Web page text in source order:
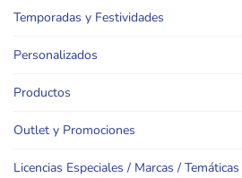
Temporadas y Festividades
Personalizados
Productos
Outlet y Promociones
Licencias Especiales / Marcas / Temáticas